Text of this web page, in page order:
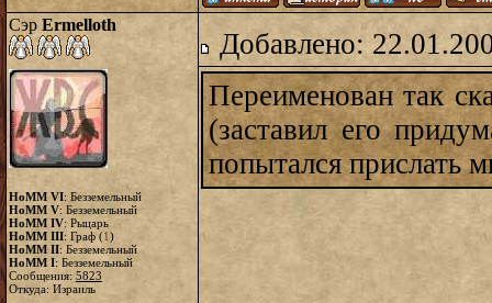
Сэр Ermelloth
HoMM VI: Безземельный
HoMM V: Безземельный
HoMM IV: Рыцарь
HoMM III: Граф (1)
HoMM II: Безземельный
HoMM I: Безземельный
Сообщения: 5823
Откуда: Израиль
Добавлено:
Переименован так
(заставил его
попытался прислать